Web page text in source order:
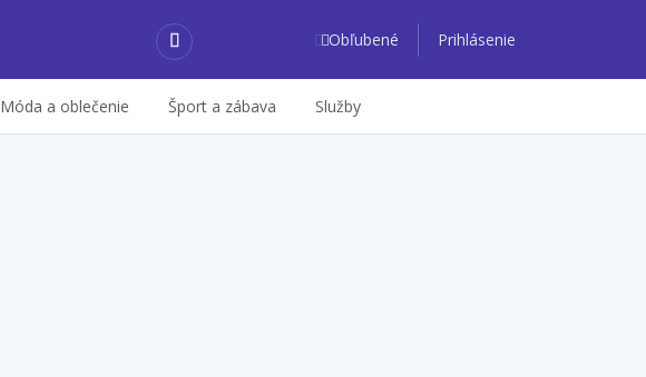
Obľubené Prihlásenie
Móda a oblečenie Šport a zábava Služby